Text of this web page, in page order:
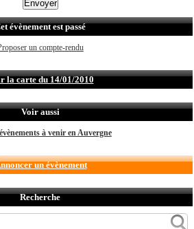
évènement est passé
un compte-rendu
la carte du 14/01/2010
Voir aussi
à venir en Auvergne
un évènement
Recherche